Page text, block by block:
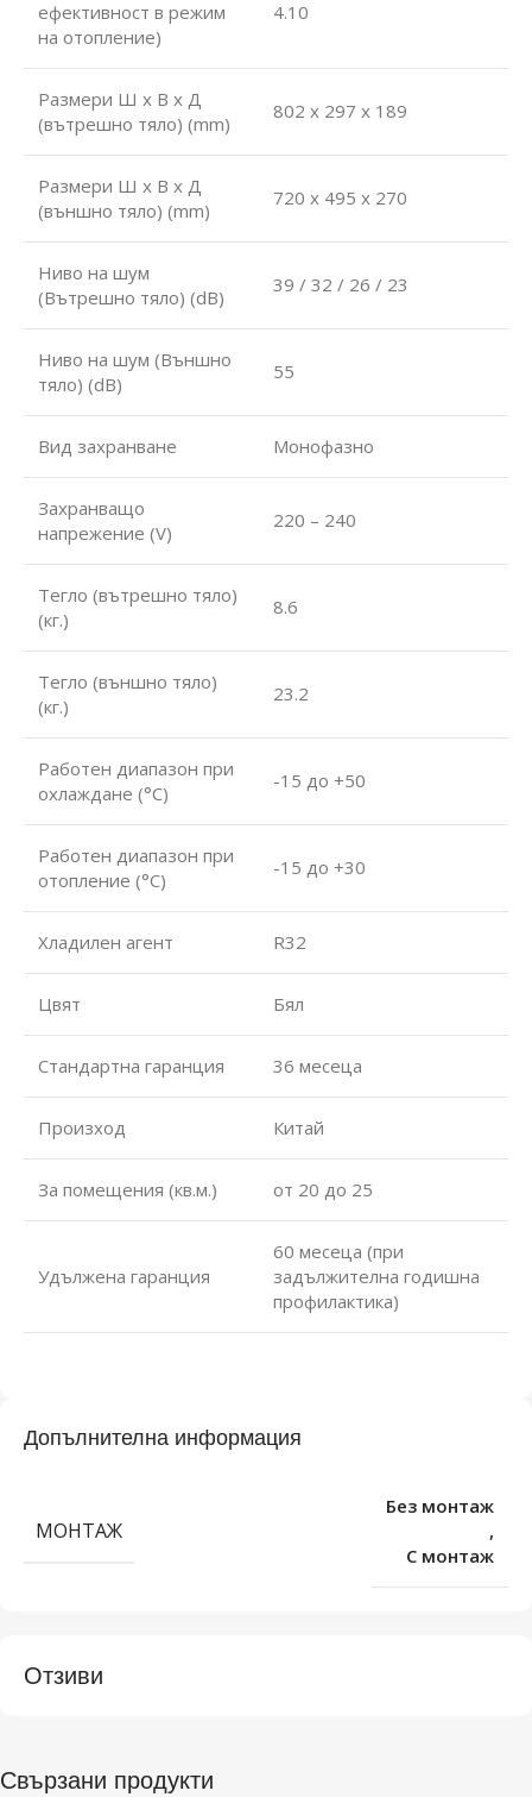
ефективност в режим
на отопление)
4.10
Размери Ш х В х Д
(вътрешно тяло) (mm)
802 x 297 x 189
Размери Ш х В х Д
(външно тяло) (mm)
720 x 495 x 270
Ниво на шум
(Вътрешно тяло) (dB)
39 / 32 / 26 / 23
Ниво на шум (Външно
тяло) (dB)
55
Вид захранване Монофазно
Захранващо
напрежение (V)
220 – 240
Тегло (вътрешно тяло)
(кг.)
8.6
Тегло (външно тяло)
(кг.)
23.2
Работен диапазон при
охлаждане (°С)
-15 до +50
Работен диапазон при
отопление (°С)
-15 до +30
Хладилен агент R32
Цвят Бял
Стандартна гаранция 36 месеца
Произход Китай
За помещения (кв.м.) от 20 до 25
Удължена гаранция
60 месеца (при
задължителна годишна
профилактика)
Допълнителна информация
МОНТАЖ
Без монтаж
,
С монтаж
Отзиви
Свързани продукти